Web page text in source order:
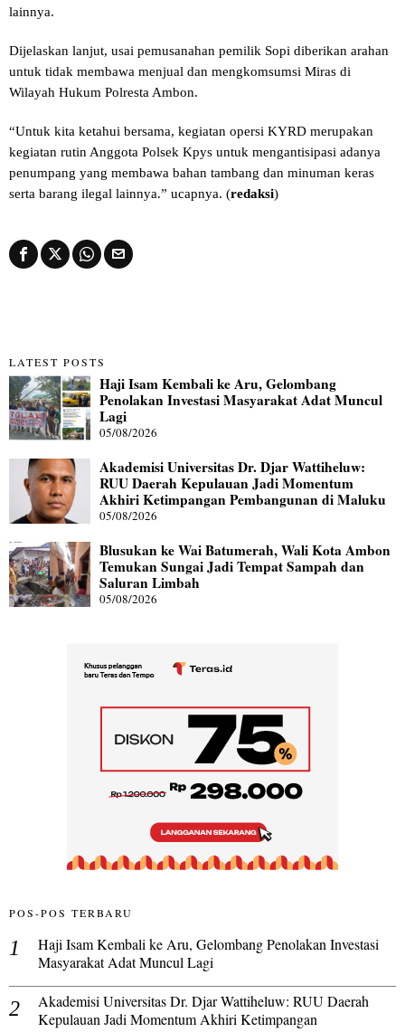
lainnya.
Dijelaskan lanjut, usai pemusanahan pemilik Sopi diberikan arahan
untuk tidak membawa menjual dan mengkomsumsi Miras di
Wilayah Hukum Polresta Ambon.
“Untuk kita ketahui bersama, kegiatan opersi KYRD merupakan
kegiatan rutin Anggota Polsek Kpys untuk mengantisipasi adanya
penumpang yang membawa bahan tambang dan minuman keras
serta barang ilegal lainnya.” ucapnya. (redaksi)
LATEST POSTS
Haji Isam Kembali ke Aru, Gelombang
Penolakan Investasi Masyarakat Adat Muncul
Lagi
05/08/2026
Akademisi Universitas Dr. Djar Wattiheluw:
RUU Daerah Kepulauan Jadi Momentum
Akhiri Ketimpangan Pembangunan di Maluku
05/08/2026
Blusukan ke Wai Batumerah, Wali Kota Ambon
Temukan Sungai Jadi Tempat Sampah dan
Saluran Limbah
05/08/2026
POS-POS TERBARU
Haji Isam Kembali ke Aru, Gelombang Penolakan Investasi
Masyarakat Adat Muncul Lagi
Akademisi Universitas Dr. Djar Wattiheluw: RUU Daerah
Kepulauan Jadi Momentum Akhiri Ketimpangan